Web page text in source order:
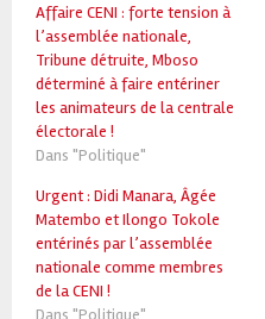
Affaire CENI : forte tension à
l’assemblée nationale,
Tribune détruite, Mboso
déterminé à faire entériner
les animateurs de la centrale
électorale !
Dans "Politique"
Urgent : Didi Manara, Âgée
Matembo et Ilongo Tokole
entérinés par l’assemblée
nationale comme membres
de la CENI !
Dans "Politique"